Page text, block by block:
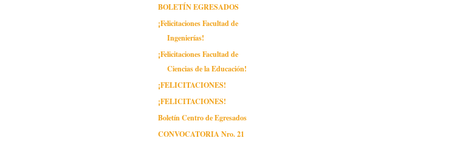
BOLETÍN EGRESADOS
¡Felicitaciones Facultad de
Ingenierías!
¡Felicitaciones Facultad de
Ciencias de la Educación!
¡FELICITACIONES!
¡FELICITACIONES!
Boletín Centro de Egresados
CONVOCATORIA Nro. 21